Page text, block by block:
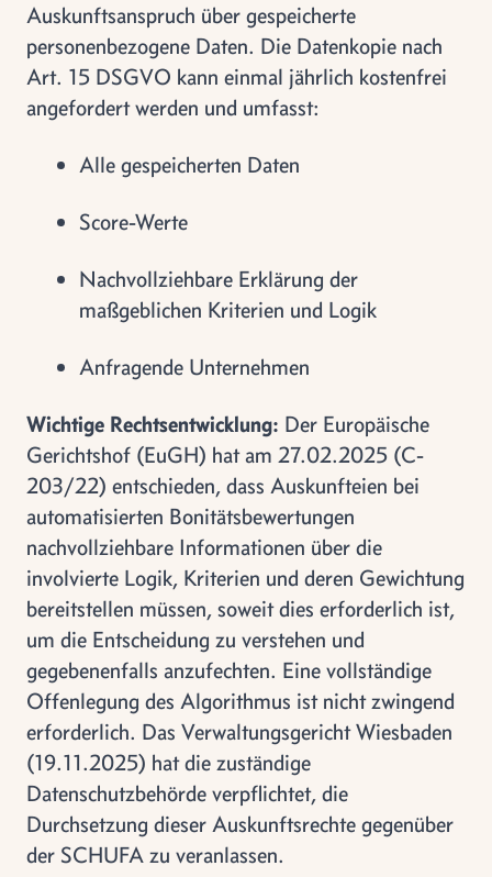
Auskunftsanspruch über gespeicherte
personenbezogene Daten. Die Datenkopie nach
Art. 15 DSGVO kann einmal jährlich kostenfrei
angefordert werden und umfasst:
Alle gespeicherten Daten
Score-Werte
Nachvollziehbare Erklärung der
maßgeblichen Kriterien und Logik
Anfragende Unternehmen
Wichtige Rechtsentwicklung: Der Europäische
Gerichtshof (EuGH) hat am 27.02.2025 (C-
203/22) entschieden, dass Auskunfteien bei
automatisierten Bonitätsbewertungen
nachvollziehbare Informationen über die
involvierte Logik, Kriterien und deren Gewichtung
bereitstellen müssen, soweit dies erforderlich ist,
um die Entscheidung zu verstehen und
gegebenenfalls anzufechten. Eine vollständige
Offenlegung des Algorithmus ist nicht zwingend
erforderlich. Das Verwaltungsgericht Wiesbaden
(19.11.2025) hat die zuständige
Datenschutzbehörde verpflichtet, die
Durchsetzung dieser Auskunftsrechte gegenüber
der SCHUFA zu veranlassen.